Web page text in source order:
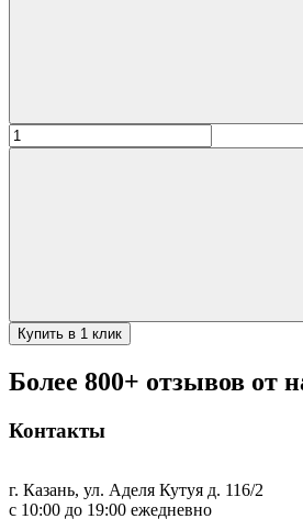
Количество
товара
Купить в 1 клик
Более 800+ отзывов от
Контакты
г. Казань, ул. Аделя Кутуя д. 116/2
с 10:00 до 19:00 ежедневно